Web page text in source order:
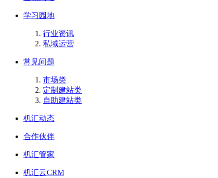
学习园地
行业资讯
私域运营
常见问题
市场类
定制建站类
自助建站类
机汇动态
合作伙伴
机汇管家
机汇云CRM